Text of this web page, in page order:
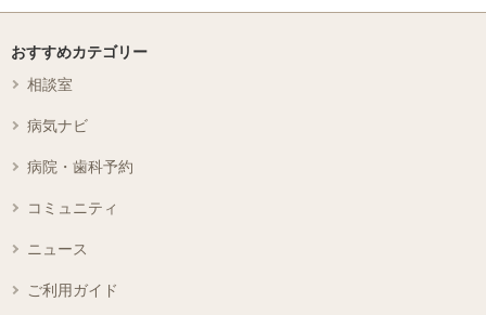
おすすめカテゴリー
相談室
病気ナビ
病院・歯科予約
コミュニティ
ニュース
ご利用ガイド